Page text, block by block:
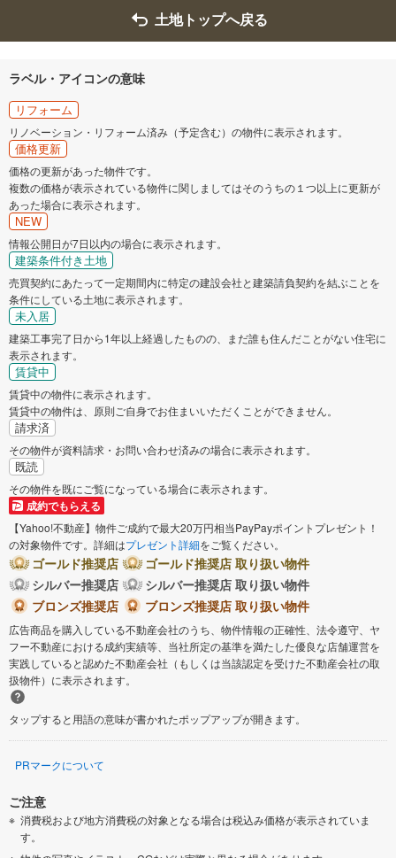
土地トップへ戻る
ラベル・アイコンの意味
リフォーム
リノベーション・リフォーム済み（予定含む）の物件に表示されます。
価格更新
価格の更新があった物件です。
複数の価格が表示されている物件に関しましてはそのうちの１つ以上に更新が
あった場合に表示されます。
NEW
情報公開日が7日以内の場合に表示されます。
建築条件付き土地
売買契約にあたって一定期間内に特定の建設会社と建築請負契約を結ぶことを
条件にしている土地に表示されます。
未入居
建築工事完了日から1年以上経過したものの、まだ誰も住んだことがない住宅に
表示されます。
賃貸中
賃貸中の物件に表示されます。
賃貸中の物件は、原則ご自身でお住まいいただくことができません。
請求済
その物件が資料請求・お問い合わせ済みの場合に表示されます。
既読
その物件を既にご覧になっている場合に表示されます。
成約でもらえる
【Yahoo!不動産】物件ご成約で最大20万円相当PayPayポイントプレゼント！
の対象物件です。詳細はプレゼント詳細をご覧ください。
ゴールド推奨店
ゴールド推奨店 取り扱い物件
シルバー推奨店
シルバー推奨店 取り扱い物件
ブロンズ推奨店
ブロンズ推奨店 取り扱い物件
広告商品を購入している不動産会社のうち、物件情報の正確性、法令遵守、ヤ
フー不動産における成約実績等、当社所定の基準を満たした優良な店舗運営を
実践していると認めた不動産会社（もしくは当該認定を受けた不動産会社の取
扱物件）に表示されます。
タップすると用語の意味が書かれたポップアップが開きます。
PRマークについて
ご注意
消費税および地方消費税の対象となる場合は税込み価格が表示されていま
す。